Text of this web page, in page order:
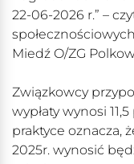
22-06-2026 r.” –
Miedź O/ZG
Związkowcy
wypłaty wynosi
praktyce oznacza,
2025r. wynosić